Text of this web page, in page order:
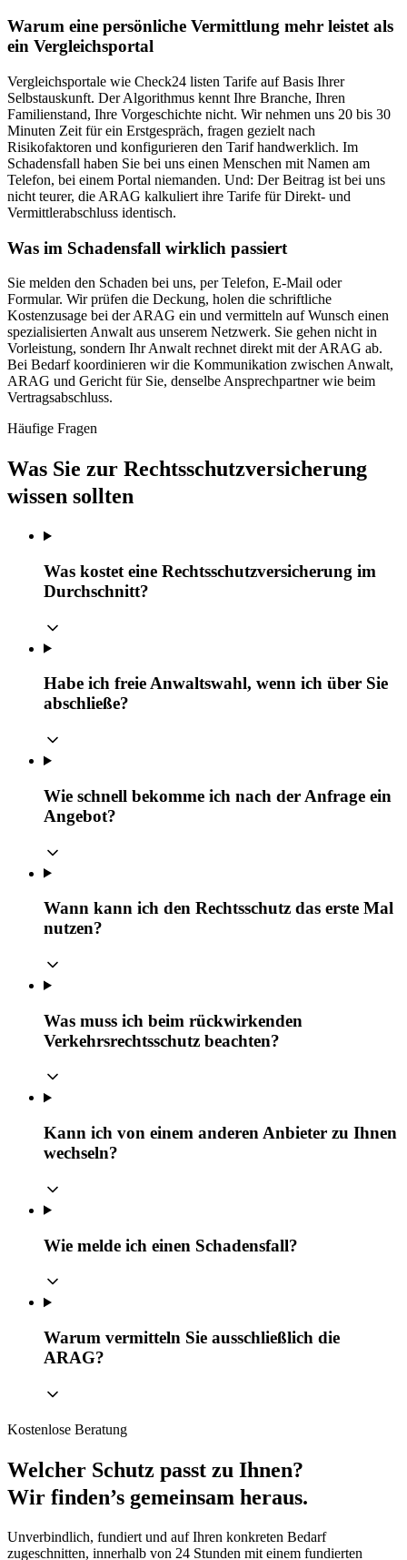
Warum eine persönliche Vermittlung mehr leistet als
ein Vergleichsportal
Vergleichsportale wie Check24 listen Tarife auf Basis Ihrer
Selbstauskunft. Der Algorithmus kennt Ihre Branche, Ihren
Familienstand, Ihre Vorgeschichte nicht. Wir nehmen uns 20 bis 30
Minuten Zeit für ein Erstgespräch, fragen gezielt nach
Risikofaktoren und konfigurieren den Tarif handwerklich. Im
Schadensfall haben Sie bei uns einen Menschen mit Namen am
Telefon, bei einem Portal niemanden. Und: Der Beitrag ist bei uns
nicht teurer, die ARAG kalkuliert ihre Tarife für Direkt- und
Vermittlerabschluss identisch.
Was im Schadensfall wirklich passiert
Sie melden den Schaden bei uns, per Telefon, E-Mail oder
Formular. Wir prüfen die Deckung, holen die schriftliche
Kostenzusage bei der ARAG ein und vermitteln auf Wunsch einen
spezialisierten Anwalt aus unserem Netzwerk. Sie gehen nicht in
Vorleistung, sondern Ihr Anwalt rechnet direkt mit der ARAG ab.
Bei Bedarf koordinieren wir die Kommunikation zwischen Anwalt,
ARAG und Gericht für Sie, denselbe Ansprechpartner wie beim
Vertragsabschluss.
Häufige Fragen
Was Sie zur Rechtsschutzversicherung
wissen sollten
Was kostet eine Rechtsschutzversicherung im
Durchschnitt?
Habe ich freie Anwaltswahl, wenn ich über Sie
abschließe?
Wie schnell bekomme ich nach der Anfrage ein
Angebot?
Wann kann ich den Rechtsschutz das erste Mal
nutzen?
Was muss ich beim rückwirkenden
Verkehrsrechtsschutz beachten?
Kann ich von einem anderen Anbieter zu Ihnen
wechseln?
Wie melde ich einen Schadensfall?
Warum vermitteln Sie ausschließlich die
ARAG?
Kostenlose Beratung
Welcher Schutz passt zu Ihnen?
Wir finden’s gemeinsam heraus.
Unverbindlich, fundiert und auf Ihren konkreten Bedarf
zugeschnitten, innerhalb von 24 Stunden mit einem fundierten